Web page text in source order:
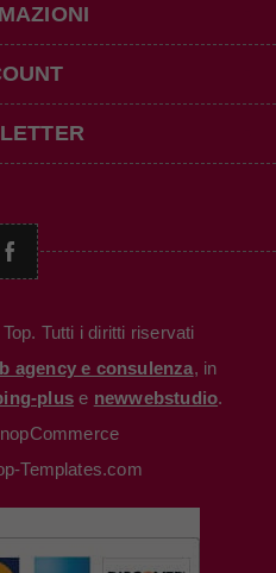
Tutti i diritti riservati
agency e consulenza, in
plus e newwebstudio.
nopCommerce
Templates.com